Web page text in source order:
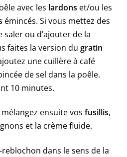
avec les lardons et/ou les
émincés. Si vous mettez des
ou d’ajouter de la
faites la version du gratin
une cuillère à café
de sel dans la poêle.
10 minutes.
ensuite vos fusillis,
et la crème fluide.
dans le sens de la